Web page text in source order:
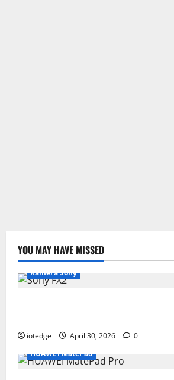
YOU MAY HAVE MISSED
Kamera Sony
iotedge April 30, 2026
0
HUAWEI MatePad